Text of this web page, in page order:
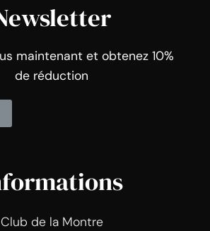
maintenant et obtenez 10%
de réduction
Club de la Montre